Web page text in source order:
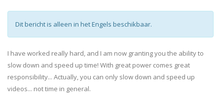
Dit bericht is alleen in het Engels beschikbaar.
I have worked really hard, and I am now granting you the ability to
slow down and speed up time! With great power comes great
responsibility... Actually, you can only slow down and speed up
videos... not time in general.